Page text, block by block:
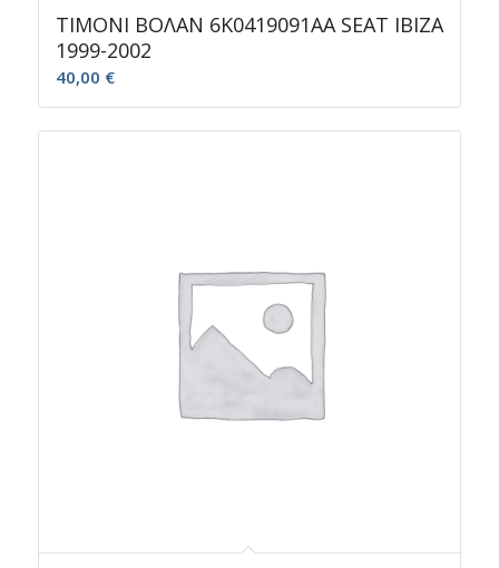
ΤΙΜΟΝΙ ΒΟΛΑΝ 6K0419091AA SEAT IBIZA
1999-2002
40,00 €